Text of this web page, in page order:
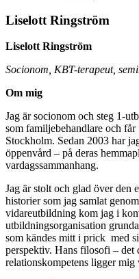
Liselott Ringström
Liselott Ringström
Socionom, KBT-terapeut,
Om mig
Jag är socionom och steg 1-
som familjebehandlare och
Stockholm. Sedan 2003 har
öppenvård – på deras
vardagssammanhang.
Jag är stolt och glad över den
historier som jag samlat
vidareutbildning kom jag i
utbildningsorganisation
som kändes mitt i prick med
perspektiv. Hans filosofi – det
relationskompetens ligger mig